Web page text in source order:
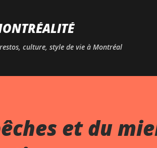
culture, style de vie à Montréal
et du